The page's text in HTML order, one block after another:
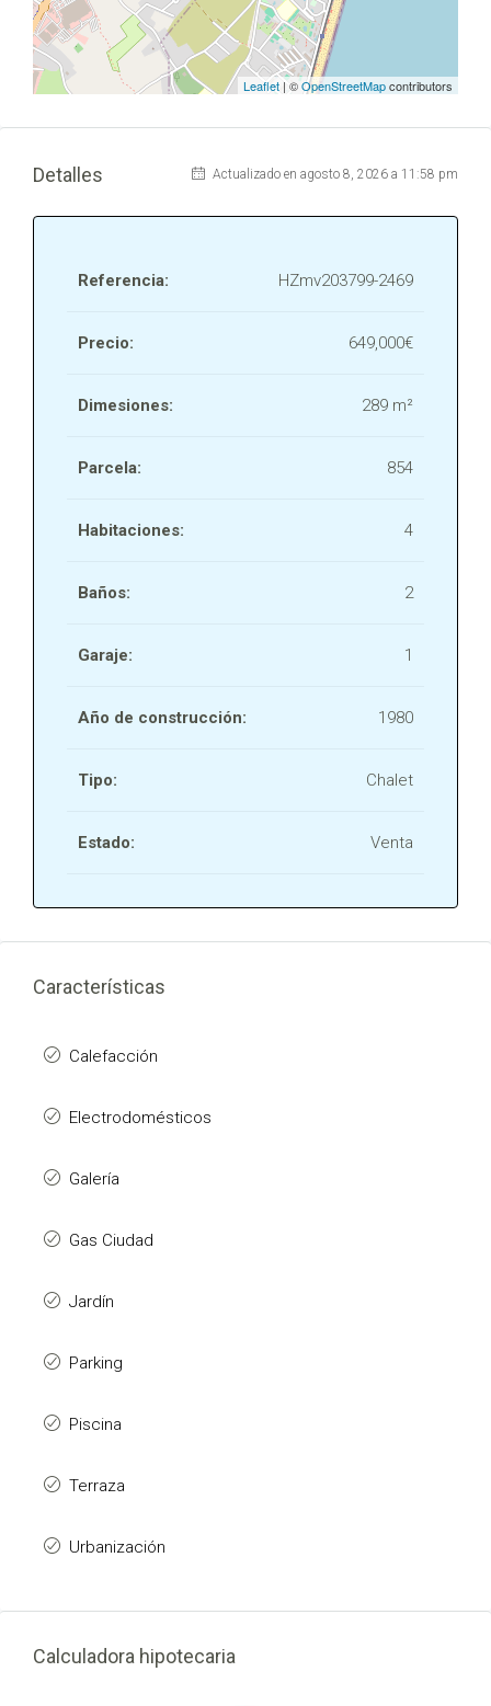
Leaflet | ©OpenStreetMapcontributors
Detalles Actualizado en agosto 8, 2026 a 11:58 pm
Referencia: HZmv203799-2469
Precio: 649,000€
Dimesiones: 289 m²
Parcela: 854
Habitaciones: 4
Baños: 2
Garaje: 1
Año de construcción: 1980
Tipo: Chalet
Estado: Venta
Características
Calefacción
Electrodomésticos
Galería
Gas Ciudad
Jardín
Parking
Piscina
Terraza
Urbanización
Calculadora hipotecaria